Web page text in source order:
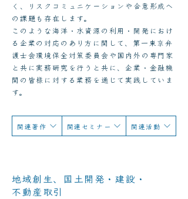
く、リスクコミュニケーションや合意形成へ
の課題も存在します。
このような海洋・水資源の利用・開発におけ
る企業の対応のあり方に関して、第一東京弁
護士会環境保全対策委員会や国内外の専門家
と共に実務研究を行うと共に、企業・金融機
関の皆様に対する業務を通じて実践していま
す。
関連セミナー
関連著作 関連活動
地域創生、国土開発・建設・
不動産取引